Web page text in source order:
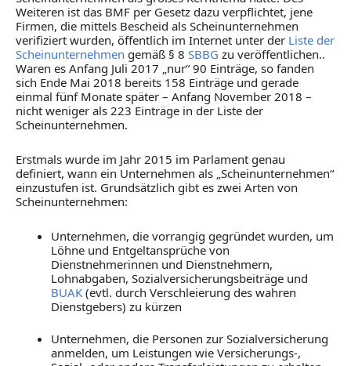
Weiteren ist das BMF per Gesetz dazu verpflichtet, jene
Firmen, die mittels Bescheid als Scheinunternehmen
verifiziert wurden, öffentlich im Internet unter der Liste der
Scheinunternehmen gemäß § 8 SBBG zu veröffentlichen..
Waren es Anfang Juli 2017 „nur“ 90 Einträge, so fanden
sich Ende Mai 2018 bereits 158 Einträge und gerade
einmal fünf Monate später – Anfang November 2018 –
nicht weniger als 223 Einträge in der Liste der
Scheinunternehmen.
Erstmals wurde im Jahr 2015 im Parlament genau
definiert, wann ein Unternehmen als „Scheinunternehmen“
einzustufen ist. Grundsätzlich gibt es zwei Arten von
Scheinunternehmen:
Unternehmen, die vorrangig gegründet wurden, um
Löhne und Entgeltansprüche von
Dienstnehmerinnen und Dienstnehmern,
Lohnabgaben, Sozialversicherungsbeiträge und
BUAK (evtl. durch Verschleierung des wahren
Dienstgebers) zu kürzen
Unternehmen, die Personen zur Sozialversicherung
anmelden, um Leistungen wie Versicherungs-,